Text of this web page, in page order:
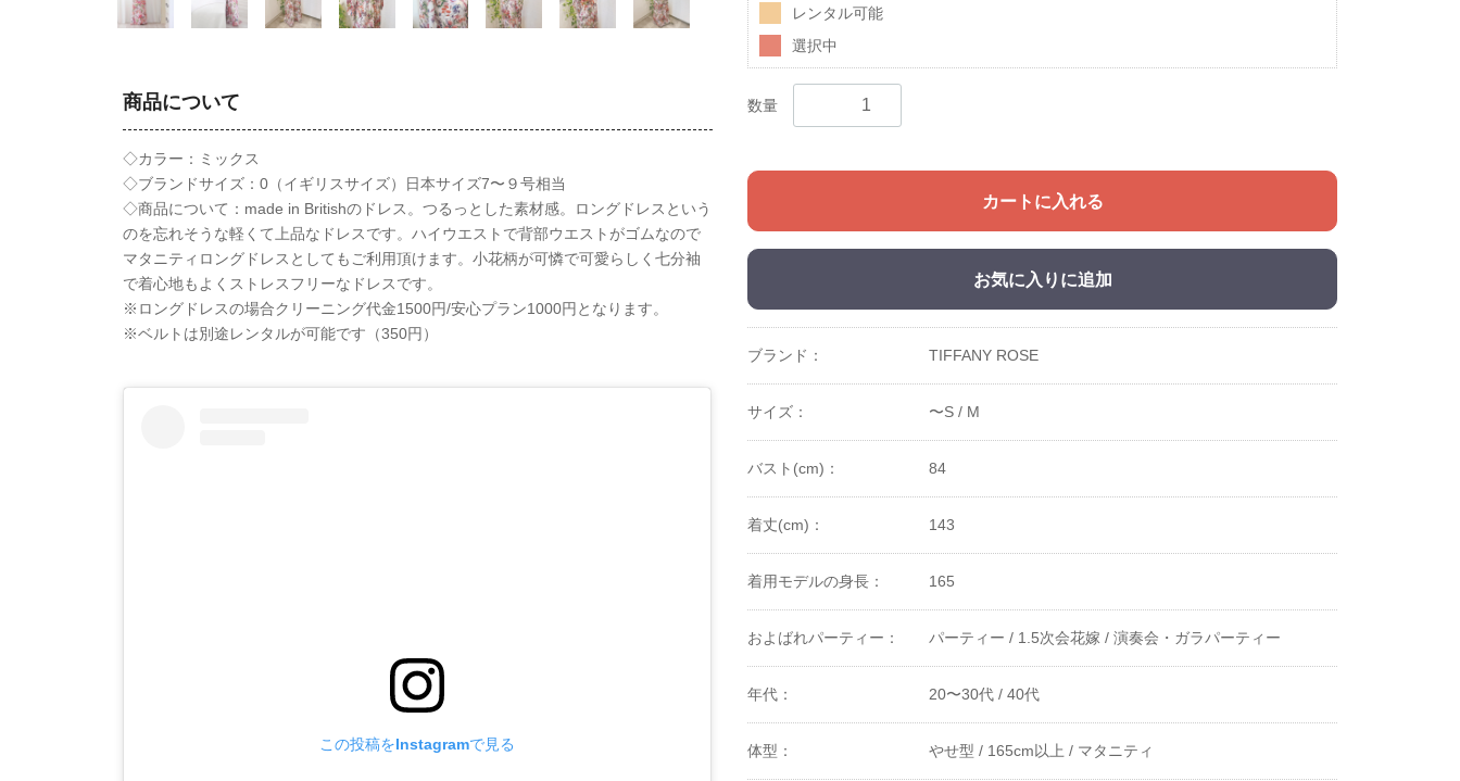
商品について
◇カラー：ミックス
◇ブランドサイズ：0（イギリスサイズ）日本サイズ7〜９号相当
◇商品について：made in Britishのドレス。つるっとした素材感。ロングドレスという
のを忘れそうな軽くて上品なドレスです。ハイウエストで背部ウエストがゴムなので
マタニティロングドレスとしてもご利用頂けます。小花柄が可憐で可愛らしく七分袖
で着心地もよくストレスフリーなドレスです。
※ロングドレスの場合クリーニング代金1500円/安心プラン1000円となります。
※ベルトは別途レンタルが可能です（350円）
この投稿をInstagramで見る
レンタル可能
選択中
数量
カートに入れる
お気に入りに追加
ブランド： TIFFANY ROSE
サイズ： 〜S / M
バスト(cm)： 84
着丈(cm)： 143
着用モデルの身長： 165
およばれパーティー： パーティー / 1.5次会花嫁 / 演奏会・ガラパーティー
年代： 20〜30代 / 40代
体型： やせ型 / 165cm以上 / マタニティ